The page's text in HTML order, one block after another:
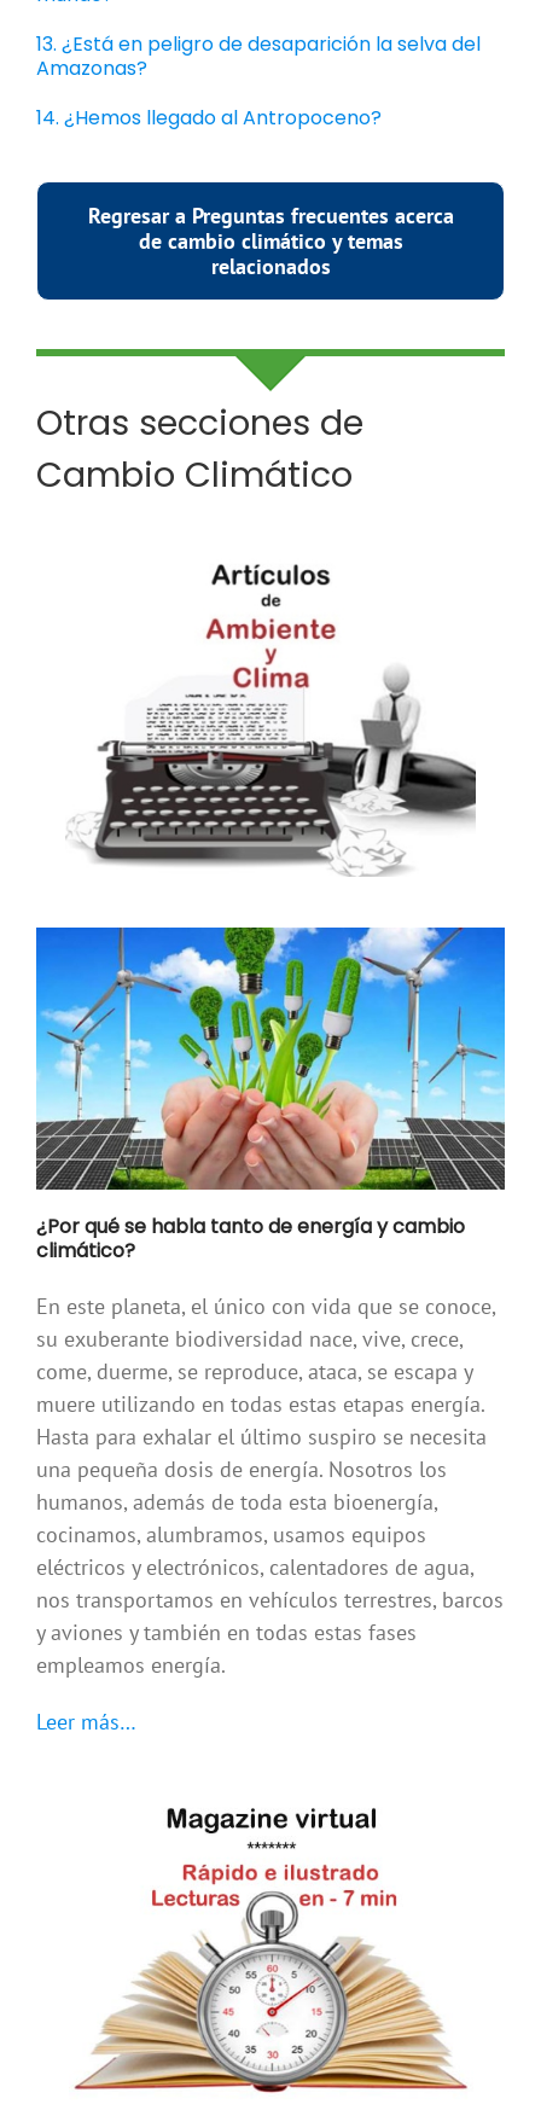
13. ¿Está en peligro de desaparición la selva del
Amazonas?
14. ¿Hemos llegado al Antropoceno?
Regresar a Preguntas frecuentes acerca
de cambio climático y temas
relacionados
Otras secciones de
Cambio Climático
¿Por qué se habla tanto de energía y cambio
climático?
En este planeta, el único con vida que se conoce,
su exuberante biodiversidad nace, vive, crece,
come, duerme, se reproduce, ataca, se escapa y
muere utilizando en todas estas etapas energía.
Hasta para exhalar el último suspiro se necesita
una pequeña dosis de energía. Nosotros los
humanos, además de toda esta bioenergía,
cocinamos, alumbramos, usamos equipos
eléctricos y electrónicos, calentadores de agua,
nos transportamos en vehículos terrestres, barcos
y aviones y también en todas estas fases
empleamos energía.
Leer más…